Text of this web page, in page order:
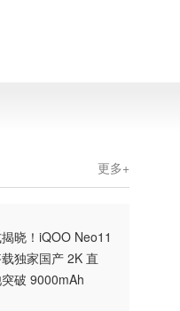
更多+
晓！iQOO Neo11
独家国产 2K 直
破 9000mAh